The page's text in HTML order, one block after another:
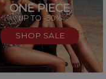
ONE PIECE
UP TO -50%
SHOP SALE